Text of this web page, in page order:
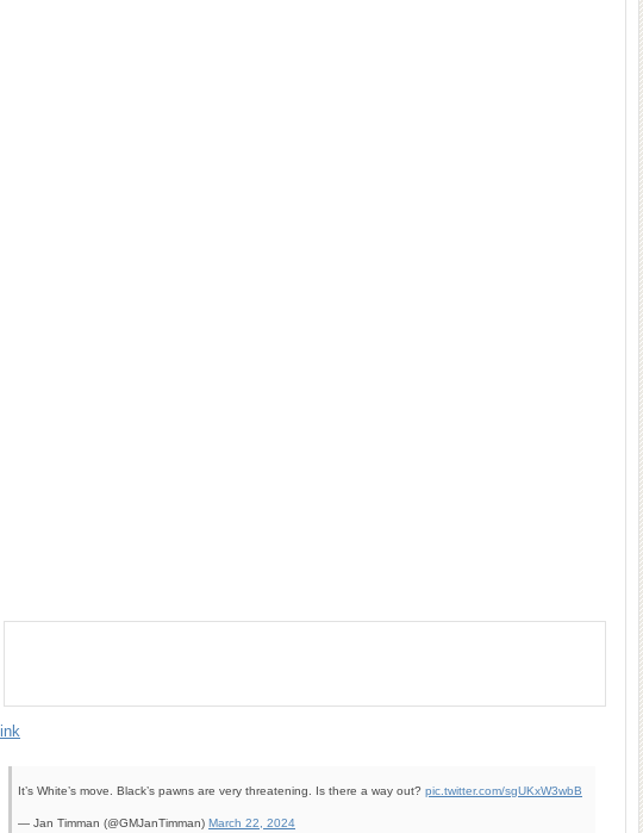
link
It’s White’s move. Black’s pawns are very threatening. Is there a way out? pic.twitter.com/sgUKxW3wbB
— Jan Timman (@GMJanTimman) March 22, 2024